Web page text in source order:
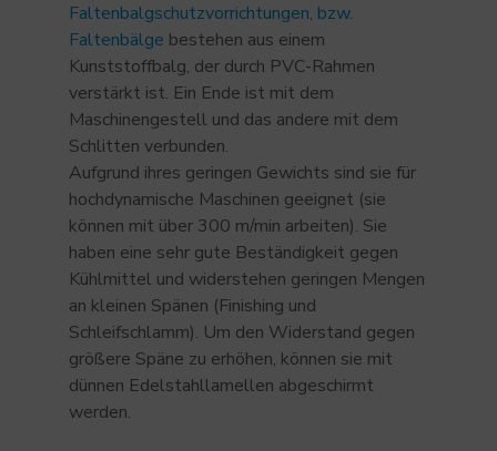
Faltenbalgschutzvorrichtungen, bzw.
Faltenbälge bestehen aus einem
Kunststoffbalg, der durch PVC-Rahmen
verstärkt ist. Ein Ende ist mit dem
Maschinengestell und das andere mit dem
Schlitten verbunden.
Aufgrund ihres geringen Gewichts sind sie für
hochdynamische Maschinen geeignet (sie
können mit über 300 m/min arbeiten). Sie
haben eine sehr gute Beständigkeit gegen
Kühlmittel und widerstehen geringen Mengen
an kleinen Spänen (Finishing und
Schleifschlamm). Um den Widerstand gegen
größere Späne zu erhöhen, können sie mit
dünnen Edelstahllamellen abgeschirmt
werden.